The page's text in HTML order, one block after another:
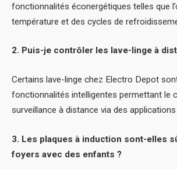
fonctionnalités éconergétiques telles que
température et des cycles de
2. Puis-je contrôler les lave-linge à
Certains lave-linge chez Electro Depot
fonctionnalités intelligentes permettant le
surveillance à distance via des
3. Les plaques à induction sont-elles
foyers avec des enfants ?